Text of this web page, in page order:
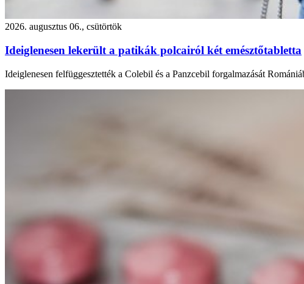
2026. augusztus 06., csütörtök
Ideiglenesen lekerült a patikák polcairól két emésztőtabletta
Ideiglenesen felfüggesztették a Colebil és a Panzcebil forgalmazását